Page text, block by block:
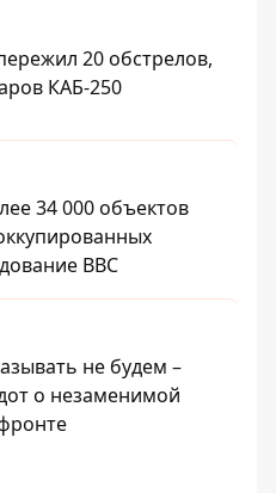
20 обстрелов,
КАБ-250
34 000 объектов
BBC
не будем –
о незаменимой